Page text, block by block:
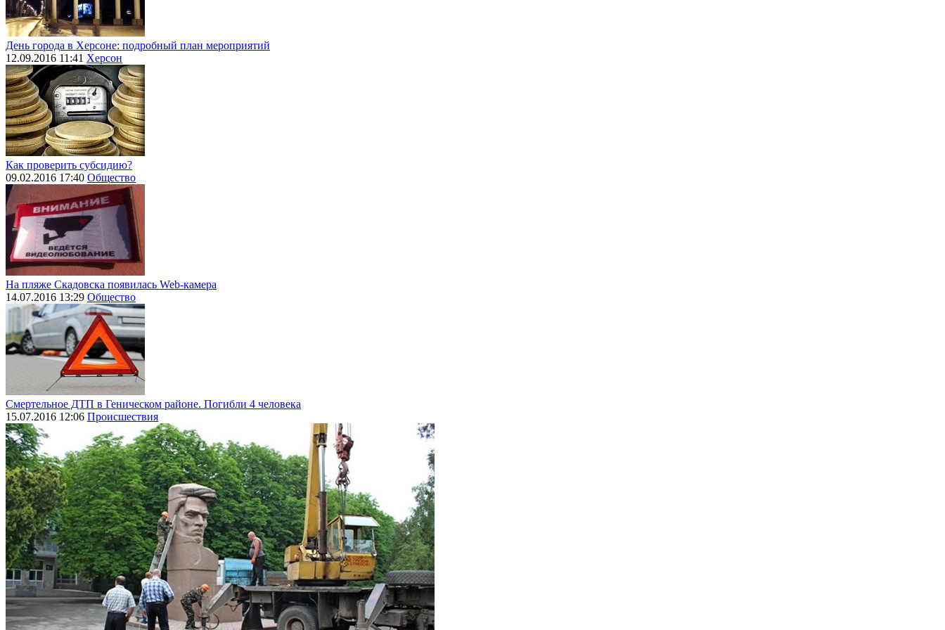
День города в Херсоне: подробный план мероприятий
12.09.2016 11:41 Херсон
Как проверить субсидию?
09.02.2016 17:40 Общество
На пляже Скадовска появилась Web-камера
14.07.2016 13:29 Общество
Смертельное ДТП в Геническом районе. Погибли 4 человека
15.07.2016 12:06 Происшествия